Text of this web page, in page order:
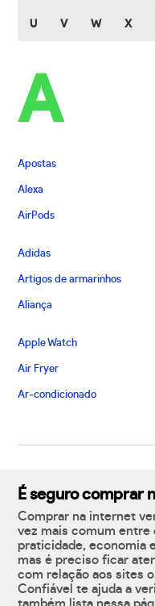
U V W X
A
Apostas
Alexa
AirPods
Adidas
Artigos de armarinhos
Aliança
Apple Watch
Air Fryer
Ar-condicionado
É seguro comprar
Comprar na internet
vez mais comum entre
praticidade, economia
mas é preciso ficar
com relação aos sites
Confiável te ajuda a